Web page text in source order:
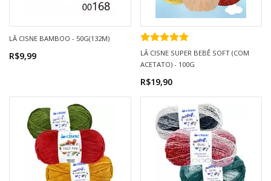
LÃ CISNE BAMBOO - 50G(132M)
R$9,99
LÃ CISNE SUPER BEBÊ SOFT (COM
ACETATO) - 100G
R$19,90